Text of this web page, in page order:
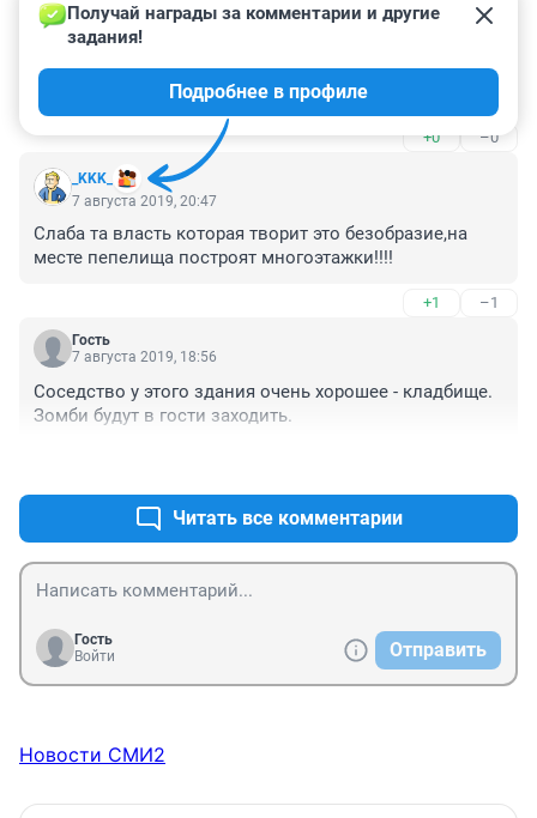
8 августа 2019, 07:17
А ещё со страниц и экранов СМИ врали, что якобы "не
знают кто собственник и некого наказывать за
поджоги". И вместо уголовного дела выдают
разрешение на строительство.
+0 –0
_KKK_
Получай награды за комментарии и другие
задания!
Подробнее в профиле
7 августа 2019, 20:47
Слаба та власть которая творит это безобразие,на
месте пепелища построят многоэтажки!!!!
+1 –1
Гость
7 августа 2019, 18:56
Соседство у этого здания очень хорошее - кладбище.
Зомби будут в гости заходить.
Читать все комментарии
Гость
Войти
Отправить
Новости СМИ2